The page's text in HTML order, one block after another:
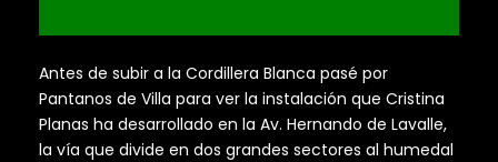
Antes de subir a la Cordillera Blanca pasé por
Pantanos de Villa para ver la instalación que Cristina
Planas ha desarrollado en la Av. Hernando de Lavalle,
la vía que divide en dos grandes sectores al humedal